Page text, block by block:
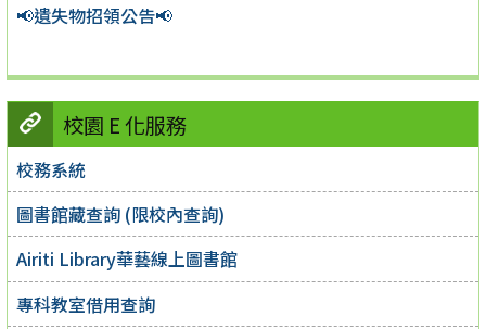
📢遺失物招領公告📢
校園 E 化服務
校務系統
圖書館藏查詢 (限校內查詢)
Airiti Library華藝線上圖書館
專科教室借用查詢